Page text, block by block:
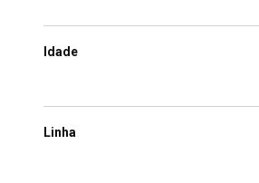
Idade
Linha